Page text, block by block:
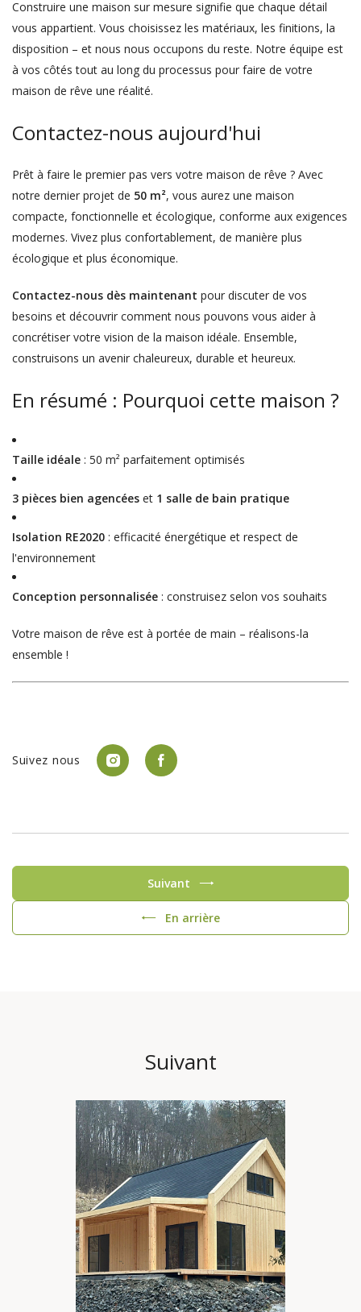
Construire une maison sur mesure signifie que chaque détail
vous appartient. Vous choisissez les matériaux, les finitions, la
disposition – et nous nous occupons du reste. Notre équipe est
à vos côtés tout au long du processus pour faire de votre
maison de rêve une réalité.
Contactez-nous aujourd'hui
Prêt à faire le premier pas vers votre maison de rêve ? Avec
notre dernier projet de 50 m², vous aurez une maison
compacte, fonctionnelle et écologique, conforme aux exigences
modernes. Vivez plus confortablement, de manière plus
écologique et plus économique.
Contactez-nous dès maintenant pour discuter de vos
besoins et découvrir comment nous pouvons vous aider à
concrétiser votre vision de la maison idéale. Ensemble,
construisons un avenir chaleureux, durable et heureux.
En résumé : Pourquoi cette maison ?
Taille idéale: 50 m² parfaitement optimisés
3 pièces bien agencéeset 1 salle de bain pratique
Isolation RE2020: efficacité énergétique et respect de
l'environnement
Conception personnalisée: construisez selon vos souhaits
Votre maison de rêve est à portée de main – réalisons-la
ensemble !
Suivez nous
En arrière
Suivant
Suivant